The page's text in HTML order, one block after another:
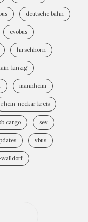
deutsche bahn
evobus
hirschhorn
kinzig
mannheim
rhein-neckar kreis
cargo sev
vbus
walldorf